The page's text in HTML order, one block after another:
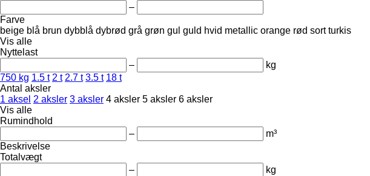
–
Farve
beige blå brun dybblå dybrød grå grøn gul guld hvid metallic orange rød sort turkis
Vis alle
Nyttelast
–
kg
750 kg 1.5 t 2 t 2.7 t 3.5 t 18 t
Antal aksler
1 aksel 2 aksler 3 aksler 4 aksler 5 aksler 6 aksler
Vis alle
Rumindhold
–
m³
Beskrivelse
Totalvægt
–
kg